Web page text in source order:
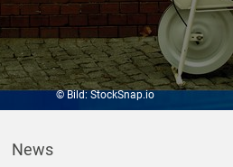
© Bild: StockSnap.io
News